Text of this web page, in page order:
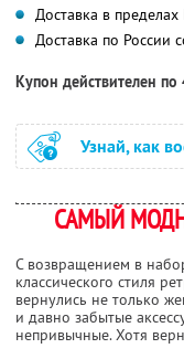
Доставка в
Доставка по России
Купон действителен по
Узнай, как
САМЫЙ
С возвращением в
классического стиля
вернулись не только
и давно забытые
непривычные. Хотя